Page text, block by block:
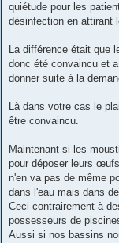
quiétude pour les
désinfection en attirant
La différence était que
donc été convaincu et
donner suite à la
Là dans votre cas le
être convaincu.
Maintenant si les
pour déposer leurs
n'en va pas de même
dans l'eau mais dans
Ceci contrairement à
possesseurs de
Aussi si nos bassins